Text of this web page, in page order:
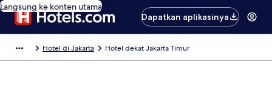
Langsung ke konten utama
Dapatkan aplikasinya
Hotel di Jakarta Hotel dekat Jakarta Timur